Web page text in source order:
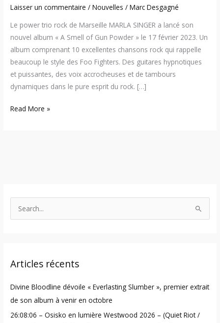
Laisser un commentaire /Nouvelles /Marc Desgagné
Le power trio rock de Marseille MARLA SINGER a lancé son
nouvel album « A Smell of Gun Powder » le 17 février 2023. Un
album comprenant 10 excellentes chansons rock qui rappelle
beaucoup le style des Foo Fighters. Des guitares hypnotiques
et puissantes, des voix accrocheuses et de tambours
dynamiques dans le pure esprit du rock. […]
Read More »
c
f
o
r
Articles récents
Divine Bloodline dévoile « Everlasting Slumber », premier extrait
de son album à venir en octobre
26:08:06 – Osisko en lumière Westwood 2026 – (Quiet Riot /